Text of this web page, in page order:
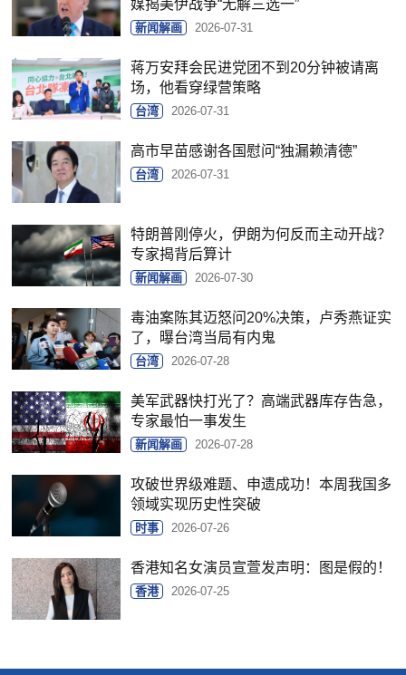
媒揭美伊战争“无解三选一”
新闻解画 2026-07-31
蒋万安拜会民进党团不到20分钟被请离
场，他看穿绿营策略
台湾 2026-07-31
高市早苗感谢各国慰问“独漏赖清德”
台湾 2026-07-31
特朗普刚停火，伊朗为何反而主动开战？
专家揭背后算计
新闻解画 2026-07-30
毒油案陈其迈怒问20%决策，卢秀燕证实
了，曝台湾当局有内鬼
台湾 2026-07-28
美军武器快打光了？高端武器库存告急，
专家最怕一事发生
新闻解画 2026-07-28
攻破世界级难题、申遗成功！本周我国多
领域实现历史性突破
时事 2026-07-26
香港知名女演员宣萱发声明：图是假的！
香港 2026-07-25